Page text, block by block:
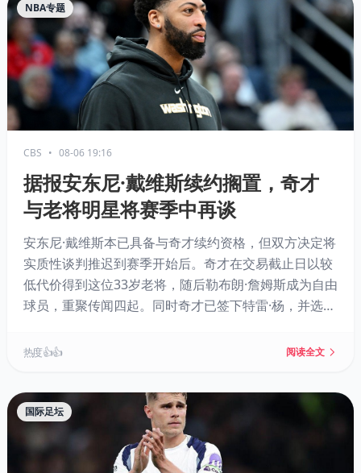
NBA专题
CBS • 08-06 19:16
据报安东尼·戴维斯续约搁置，奇才
与老将明星将赛季中再谈
安东尼·戴维斯本已具备与奇才续约资格，但双方决定将
实质性谈判推迟到赛季开始后。奇才在交易截止日以较
低代价得到这位33岁老将，随后勒布朗·詹姆斯成为自由
球员，重聚传闻四起。同时奇才已签下特雷·杨，并选中
热度 👍👍 阅读全文
国际足坛